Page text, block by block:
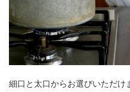
細口と太口からお選びいただ